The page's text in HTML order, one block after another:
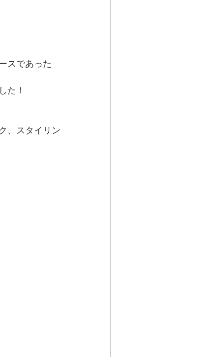
スであった
た！
、スタイリン